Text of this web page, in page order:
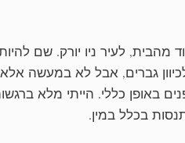
מהבית, לעיר ניו יורק. שם
גברים, אבל לא במעשה
באופן כללי. הייתי מלא
בכלל במין.